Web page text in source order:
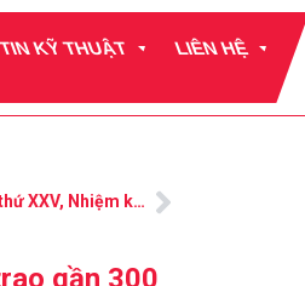
KỸ THUẬT LIÊN HỆ
Đại hội đại biểu Công đoàn công ty cổ phần K.I.P Việt Nam lần thứ XXV, Nhiệm kỳ 2025 – 2030
gần 300